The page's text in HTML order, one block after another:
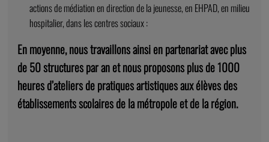
actions de médiation en direction de la jeunesse, en EHPAD, en milieu
hospitalier, dans les centres sociaux :
En moyenne, nous travaillons ainsi en partenariat avec plus
de 50 structures par an et nous proposons plus de 1000
heures d’ateliers de pratiques artistiques aux élèves des
établissements scolaires de la métropole et de la région.